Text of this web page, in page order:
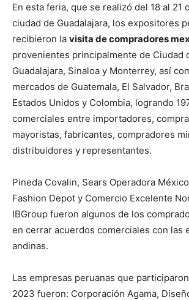
En esta feria, que se realizó del 18 al 21
ciudad de Guadalajara, los expositores
recibieron la visita de compradores
provenientes principalmente de Ciudad
Guadalajara, Sinaloa y Monterrey, así
mercados de Guatemala, El Salvador,
Estados Unidos y Colombia, logrando
comerciales entre importadores,
mayoristas, fabricantes, compradores
distribuidores y representantes.
Pineda Covalin, Sears Operadora
Fashion Depot y Comercio Excelente
IBGroup fueron algunos de los
en cerrar acuerdos comerciales con las
andinas.
Las empresas peruanas que
2023 fueron: Corporación Agama,